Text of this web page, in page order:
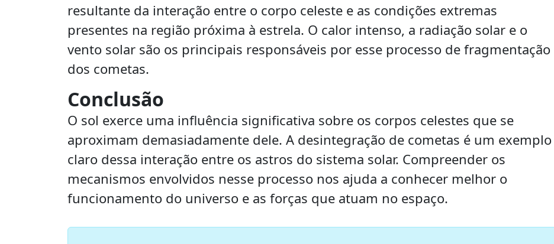
resultante da interação entre o corpo celeste e as condições extremas
presentes na região próxima à estrela. O calor intenso, a radiação solar e o
vento solar são os principais responsáveis por esse processo de fragmentação
dos cometas.
Conclusão
O sol exerce uma influência significativa sobre os corpos celestes que se
aproximam demasiadamente dele. A desintegração de cometas é um exemplo
claro dessa interação entre os astros do sistema solar. Compreender os
mecanismos envolvidos nesse processo nos ajuda a conhecer melhor o
funcionamento do universo e as forças que atuam no espaço.